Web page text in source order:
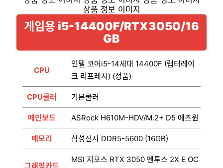
게임용 i5-14400F/RTX3050/16
GB
CPU
인텔 코어i5-14세대 14400F (랩터레이
크 리프레시) (정품)
CPU쿨러 기본쿨러
메인보드 ASRock H610M-HDV/M.2+ D5 에즈윈
메모리 삼성전자 DDR5-5600 (16GB)
그래픽카드
MSI 지포스 RTX 3050 벤투스 2X E OC